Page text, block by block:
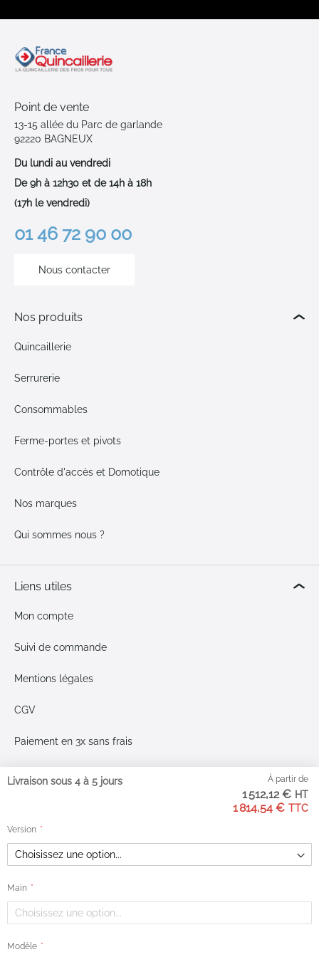
À partir de
1 814,54 €
1 512,12 €
Livraison sous 4 à 5 jours
Version
Main
Modèle
Point de vente
13-15 allée du Parc de garlande
92220 BAGNEUX
Du lundi au vendredi
De 9h à 12h30 et de 14h à 18h
(17h le vendredi)
01 46 72 90 00
Nous contacter
Nos produits
Quincaillerie
Serrurerie
Consommables
Ferme-portes et pivots
Contrôle d'accès et Domotique
Nos marques
Qui sommes nous ?
Liens utiles
Mon compte
Suivi de commande
Mentions légales
CGV
Paiement en 3x sans frais
Moyens de paiement
Google Reviews
3.2